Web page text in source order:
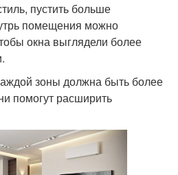
пустить больше
помещения можно
окна выглядели более
зоны должна быть более
помогут расширить